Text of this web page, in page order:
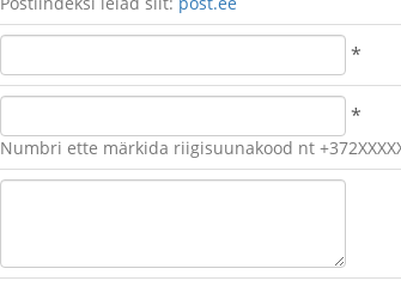
*
*
Numbri ette märkida riigisuunakood nt